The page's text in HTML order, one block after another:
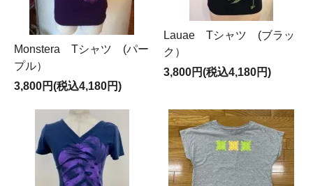
Monstera Tシャツ (パー
プル）
3,800円(税込4,180円)
Lauae Tシャツ (ブラッ
ク）
3,800円(税込4,180円)